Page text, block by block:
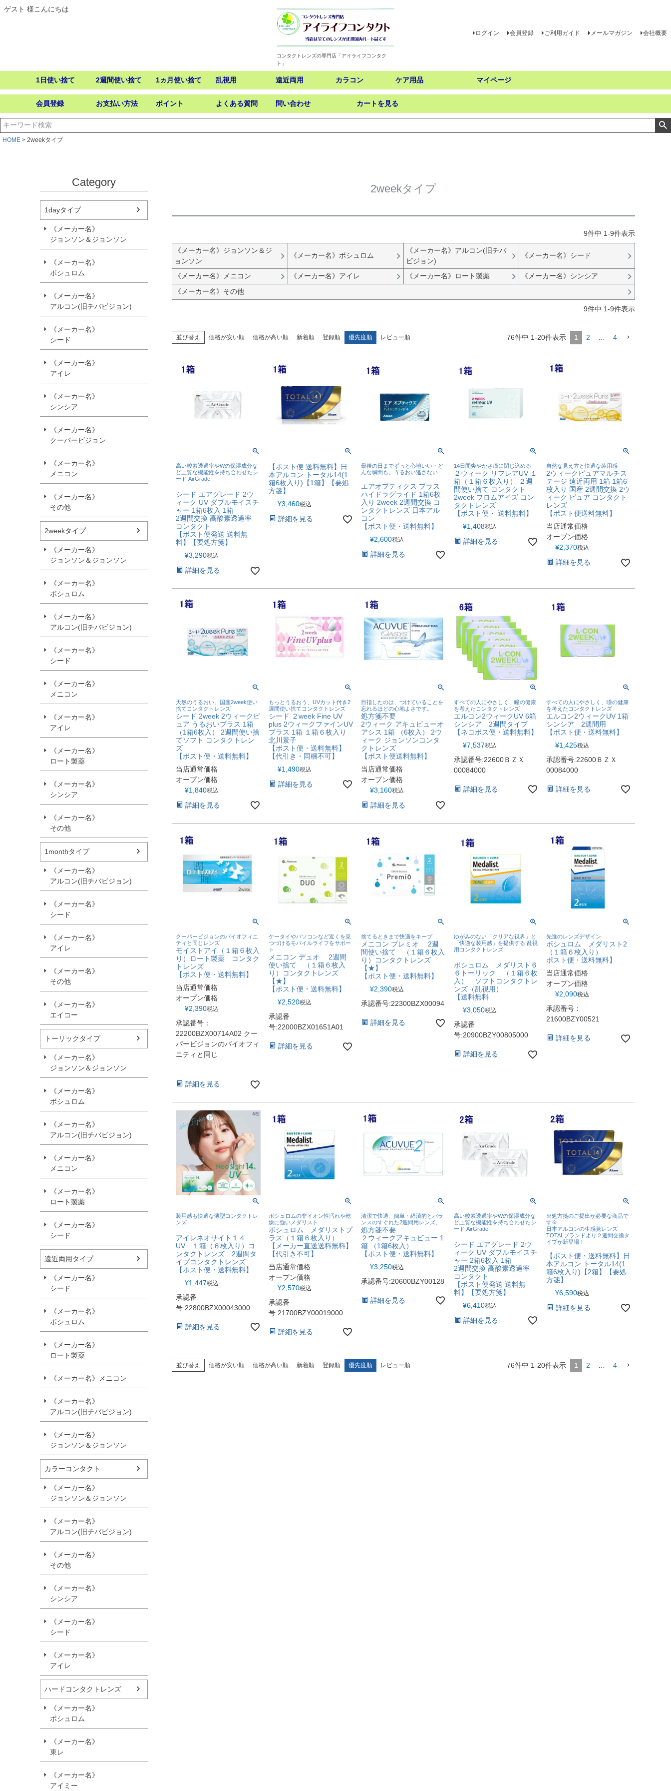
ゲスト 様こんにちは
コンタクトレンズの専門店「アイライフコンタク
ト」
ログイン 会員登録 ご利用ガイド メールマガジン 会社概要
1日使い捨て 2週間使い捨て 1ヵ月使い捨て 乱視用 遠近両用 カラコン ケア用品 マイページ
会員登録 お支払い方法 ポイント よくある質問 問い合わせ カートを見る
HOME 2weekタイプ
Category
1dayタイプ
《メーカー名》
ジョンソン＆ジョンソン
《メーカー名》
ボシュロム
《メーカー名》
アルコン(旧チバビジョン)
《メーカー名》
シード
《メーカー名》
アイレ
《メーカー名》
シンシア
《メーカー名》
クーパービジョン
《メーカー名》
メニコン
《メーカー名》
その他
2weekタイプ
《メーカー名》
ジョンソン＆ジョンソン
《メーカー名》
ボシュロム
《メーカー名》
アルコン(旧チバビジョン)
《メーカー名》
シード
《メーカー名》
メニコン
《メーカー名》
アイレ
《メーカー名》
ロート製薬
《メーカー名》
シンシア
《メーカー名》
その他
1monthタイプ
《メーカー名》
アルコン(旧チバビジョン)
《メーカー名》
シード
《メーカー名》
アイレ
《メーカー名》
その他
《メーカー名》
エイコー
トーリックタイプ
《メーカー名》
ジョンソン＆ジョンソン
《メーカー名》
ボシュロム
《メーカー名》
アルコン(旧チバビジョン)
《メーカー名》
メニコン
《メーカー名》
ロート製薬
《メーカー名》
シード
遠近両用タイプ
《メーカー名》
シード
《メーカー名》
ボシュロム
《メーカー名》
ロート製薬
《メーカー名》メニコン
《メーカー名》
アルコン(旧チバビジョン)
《メーカー名》
ジョンソン＆ジョンソン
カラーコンタクト
《メーカー名》
ジョンソン＆ジョンソン
《メーカー名》
アルコン(旧チバビジョン)
《メーカー名》
その他
《メーカー名》
シンシア
《メーカー名》
シード
《メーカー名》
アイレ
ハードコンタクトレンズ
《メーカー名》
ボシュロム
《メーカー名》
東レ
《メーカー名》
アイミー
2weekタイプ
9件中 1-9件表示
《メーカー名》ジョンソン＆ジ
ョンソン
《メーカー名》ボシュロム
《メーカー名》アルコン(旧チバ
ビジョン)
《メーカー名》シード
《メーカー名》メニコン 《メーカー名》アイレ 《メーカー名》ロート製薬
《メーカー名》シンシア
《メーカー名》その他
9件中 1-9件表示
並び替え 価格が安い順 価格が高い順 新着順 登録順 優先度順 レビュー順 76件中 1-20件表示 1 2 4
高い酸素透過率やWの保湿成分な
ど上質な機能性を持ち合わせたシ
ード AirGrade
シード エアグレード 2ウ
ィーク UV ダブルモイスチ
ャー 1箱6枚入 1箱
2週間交換 高酸素透過率
コンタクト
【ポスト便発送 送料無
料】【要処方箋】
¥3,290税込
詳細を見る
【ポスト便 送料無料】日
本アルコン トータル14(1
箱6枚入り)【1箱】【要処
方箋】
¥3,460税込
詳細を見る
最後の日までずっと心地いい・ど
んな瞬間も、うるおい逃さない
エアオプティクス プラス
ハイドラグライド 1箱6枚
入り 2week 2週間交換 コ
ンタクトレンズ 日本アル
コン
【ポスト便・送料無料】
¥2,600税込
詳細を見る
14日間爽やかさ瞳に閉じ込める
２ウィーク リフレアUV １
箱（１箱６枚入り） ２週
間使い捨て コンタクト
2week フロムアイズ コン
タクトレンズ
【ポスト便・ 送料無料】
¥1,408税込
詳細を見る
自然な見え方と快適な装用感
2ウィークピュアマルチス
テージ 遠近両用 1箱 1箱6
枚入り 国産 2週間交換 2ウ
ィーク ピュア コンタクト
レンズ
【ポスト便送料無料】
当店通常価格
オープン価格
¥2,370税込
詳細を見る
天然のうるおい。国産2week使い
捨てコンタクトレンズ
シード 2week 2ウィークピ
ュア うるおいプラス 1箱
（1箱6枚入） 2週間使い捨
てソフト コンタクトレン
ズ
【ポスト便・送料無料】
当店通常価格
オープン価格
¥1,840税込
詳細を見る
もっとうるおう、UVカット付き2
週間使い捨てコンタクトレンズ
シード ２week Fine UV
plus 2ウィークファインUV
プラス 1箱 １箱６枚入り
北川景子
【ポスト便・送料無料】
【代引き・同梱不可】
¥1,490税込
詳細を見る
目指したのは、つけていることを
忘れるほどの心地よさです。
処方箋不要
2ウィーク アキュビューオ
アシス 1箱 （6枚入） 2ウ
ィーク ジョンソンコンタ
クトレンズ
【ポスト便送料無料】
当店通常価格
オープン価格
¥3,160税込
詳細を見る
すべての人にやさしく、瞳の健康
を考えたコンタクトレンズ
エルコン2ウィークUV 6箱
シンシア 2週間タイプ
【ネコポス便・送料無料】
¥7,537税込
承認番号:22600ＢＺＸ
00084000
詳細を見る
すべての人にやさしく、瞳の健康
を考えたコンタクトレンズ
エルコン2ウィークUV 1箱
シンシア 2週間用
【ポスト便・送料無料】
¥1,425税込
承認番号:22600ＢＺＸ
00084000
詳細を見る
クーパービジョンのバイオフィニ
ティと同じレンズ
モイストアイ（１箱６枚入
り）ロート製薬 コンタク
トレンズ
【ポスト便・送料無料】
当店通常価格
オープン価格
¥2,390税込
承認番号：
22200BZX00714A02 クー
パービジョンのバイオフィ
ニティと同じ
詳細を見る
ケータイやパソコンなど近くを見
つづけるモバイルライフをサポー
ト
メニコン デュオ 2週間
使い捨て （１箱６枚入
り）コンタクトレンズ
【★】
【ポスト便・送料無料】
¥2,520税込
承認番
号:22000BZX01651A01
詳細を見る
捨てるときまで快適をキープ
メニコン プレミオ 2週
間使い捨て （１箱６枚入
り）コンタクトレンズ
【★】
【ポスト便・送料無料】
¥2,390税込
承認番号:22300BZX00094
詳細を見る
ゆがみのない「クリアな視界」と
「快適な装用感」を提供する 乱視
用コンタクトレンズ
ボシュロム メダリスト６
６トーリック （１箱６枚
入） ソフトコンタクトレ
ンズ（乱視用）
【送料無料
¥3,050税込
承認番
号:20900BZY00805000
詳細を見る
先進のレンズデザイン
ボシュロム メダリスト2
（１箱６枚入り）
ポスト便・送料無料】
当店通常価格
オープン価格
¥2,090税込
承認番号：
21600BZY00521
詳細を見る
装用感も快適な薄型コンタクトレ
ンズ
アイレネオサイト１４
UV １箱（６枚入り）コ
ンタクトレンズ 2週間タ
イプコンタクトレンズ
【ポスト便・送料無料】
¥1,447税込
承認番
号:22800BZX00043000
詳細を見る
ボシュロムの非イオン性汚れや乾
燥に強いメダリスト
ボシュロム メダリストプ
ラス（１箱６枚入り）
【メーカー直送送料無料】
【代引き不可】
当店通常価格
オープン価格
¥2,570税込
承認番
号:21700BZY00019000
詳細を見る
清潔で快適、簡単・経済的とバラ
ンスのすぐれた2週間用レンズ。
処方箋不要
２ウィークアキュビュー 1
箱 （1箱6枚入）
【ポスト便・送料無料】
¥3,250税込
承認番号:20600BZY00128
詳細を見る
高い酸素透過率やWの保湿成分な
ど上質な機能性を持ち合わせたシ
ード AirGrade
シード エアグレード 2ウ
ィーク UV ダブルモイスチ
ャー 2箱6枚入 1箱
2週間交換 高酸素透過率
コンタクト
【ポスト便発送 送料無
料】【要処方箋】
¥6,410税込
詳細を見る
※処方箋のご提出が必要な商品で
す※
日本アルコンの生感覚レンズ
TOTALブランドより２週間交換タ
イプが新登場！
【ポスト便・送料無料】日
本アルコン トータル14(1
箱6枚入り)【2箱】【要処
方箋】
¥6,590税込
詳細を見る
並び替え 価格が安い順 価格が高い順 新着順 登録順 優先度順 レビュー順 76件中 1-20件表示 1 2 4